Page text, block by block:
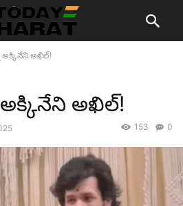
అక్కినేని అఖిల్‌!
అక్కినేని అఖిల్‌!
0
153